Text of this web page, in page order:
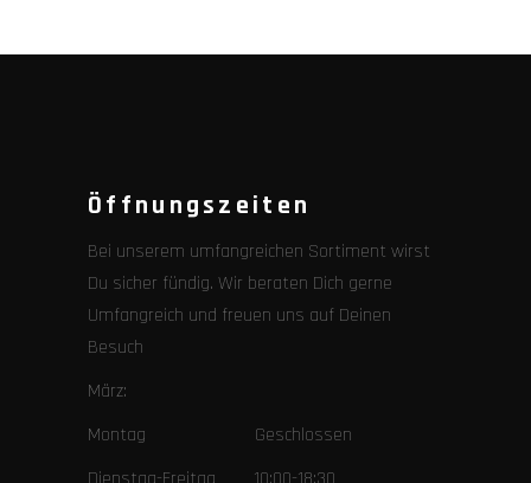
Öffnungszeiten
Bei unserem umfangreichen Sortiment wirst
Du sicher fündig. Wir beraten Dich gerne
Umfangreich und freuen uns auf Deinen
Besuch
März:
Montag Geschlossen